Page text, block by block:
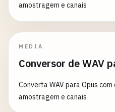
amostragem e canais
MEDIA
Conversor de WAV
Converta WAV para Opus
amostragem e canais